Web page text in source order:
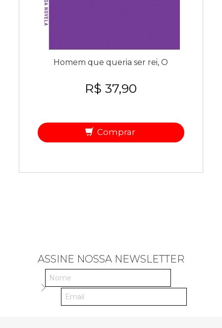
Homem que queria ser rei, O
R$ 37,90
Comprar
ASSINE NOSSA NEWSLETTER